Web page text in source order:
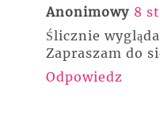
Anonimowy 8
Ślicznie
Zapraszam do
Odpowiedz